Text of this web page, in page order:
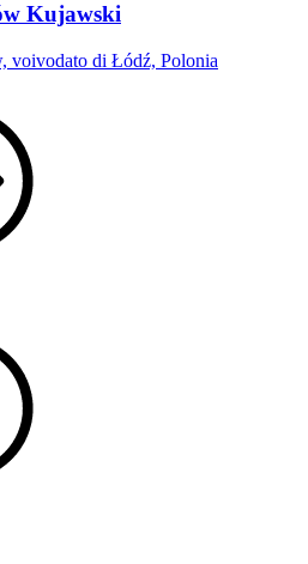
Kujawski
voivodato di Łódź, Polonia